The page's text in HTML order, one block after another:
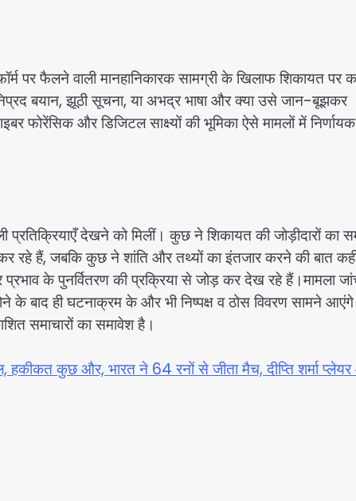
पर फैलने वाली मानहानिकारक सामग्री के खिलाफ शिकायत पर
बयान, झूठी सूचना, या अभद्र भाषा और क्या उसे जान-बूझकर
फोरेंसिक और डिजिटल साक्ष्यों की भूमिका ऐसे मामलों में निर्णायक
प्रतिक्रियाएँ देखने को मिलीं। कुछ ने शिकायत की जोड़ीदारों का
रहे हैं, जबकि कुछ ने शांति और तथ्यों का इंतजार करने की बात
प्रभाव के पुनर्वितरण की प्रक्रिया से जोड़ कर देख रहे हैं।मामला
के बाद ही घटनाक्रम के और भी निष्पक्ष व ठोस विवरण सामने
समाचारों का समावेश है।
हकीकत कुछ और, भारत ने 64 रनों से जीता मैच, दीप्ति शर्मा